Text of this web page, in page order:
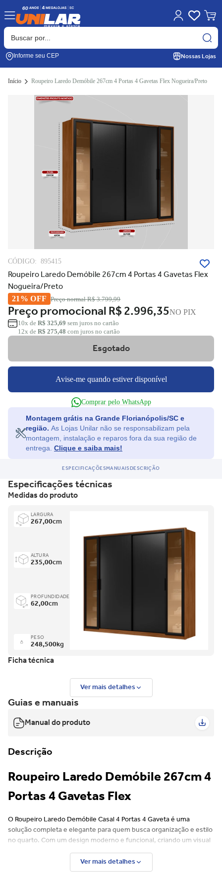
Informe seu CEP Nossas Lojas
Início Roupeiro Laredo Demóbile 267cm 4 Portas 4 Gavetas Flex Nogueira/Preto
CÓDIGO: 895415
Roupeiro Laredo Demóbile 267cm 4 Portas 4 Gavetas Flex
Nogueira/Preto
21% OFF Preço normalR$ 3.799,99
Preço promocionalR$ 2.996,35NO PIX
10x de R$ 325,69 sem juros no cartão
12x de R$ 275,48 com juros no cartão
Esgotado
Avise-me quando estiver disponível
Comprar pelo WhatsApp
Montagem grátis na Grande Florianópolis/SC e
região.
montagem, instalação e reparos fora da sua região de
entrega. Clique e saiba mais!
ESPECIFICAÇÕESMANUAISDESCRIÇÃO
Especificações técnicas
Medidas do produto
LARGURA
267,00cm
ALTURA
235,00cm
PROFUNDIDADE
62,00cm
PESO
248,500kg
Ficha técnica
Ver mais detalhes
Guias e manuais
Manual do produto
Descrição
Roupeiro Laredo Demóbile 267cm 4
Portas 4 Gavetas Flex
O Roupeiro Laredo Demóbile Casal 4 Portas 4 Gaveta é uma
solução completa e elegante para quem busca organização e estilo
no quarto. Com um design moderno e funcional, criando um visual
contemporâneo que se adapta a diversos tipos de decoração.
Possui quatro portas amplas que proporcionam acesso fácil e
Ver mais detalhes